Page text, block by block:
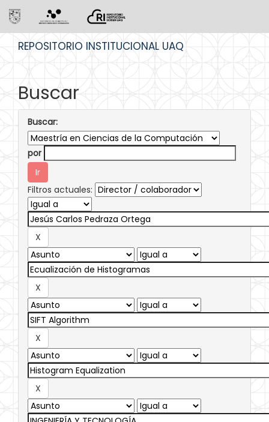
REPOSITORIO INSTITUCIONAL UAQ
Buscar
Buscar:
por
Filtros actuales: